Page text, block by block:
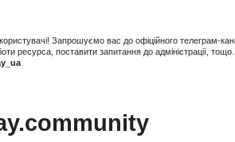
Запрошуємо вас до офіційного телеграм-
ресурса, поставити запитання до адміністрації,